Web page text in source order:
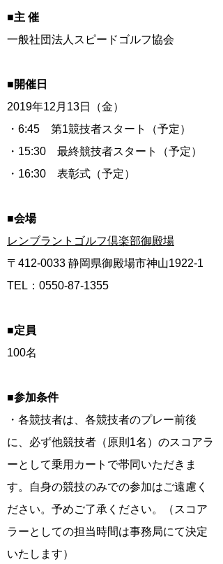
■主 催
一般社団法人スピードゴルフ協会
■開催日
2019年12月13日（金）
・6:45 第1競技者スタート（予定）
・15:30 最終競技者スタート（予定）
・16:30 表彰式（予定）
■会場
レンブラントゴルフ倶楽部御殿場
〒412-0033 静岡県御殿場市神山1922-1
TEL：0550-87-1355
■定員
100名
■参加条件
・各競技者は、各競技者のプレー前後
に、必ず他競技者（原則1名）のスコアラ
ーとして乗用カートで帯同いただきま
す。自身の競技のみでの参加はご遠慮く
ださい。予めご了承ください。（スコア
ラーとしての担当時間は事務局にて決定
いたします）